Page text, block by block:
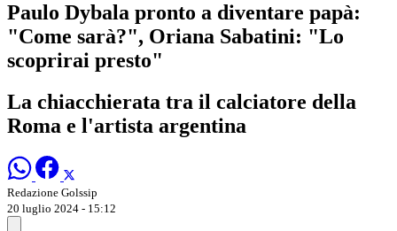
Paulo Dybala pronto a diventare papà:
"Come sarà?", Oriana Sabatini: "Lo
scoprirai presto"
La chiacchierata tra il calciatore della
Roma e l'artista argentina
Redazione Golssip
20 luglio 2024 - 15:12